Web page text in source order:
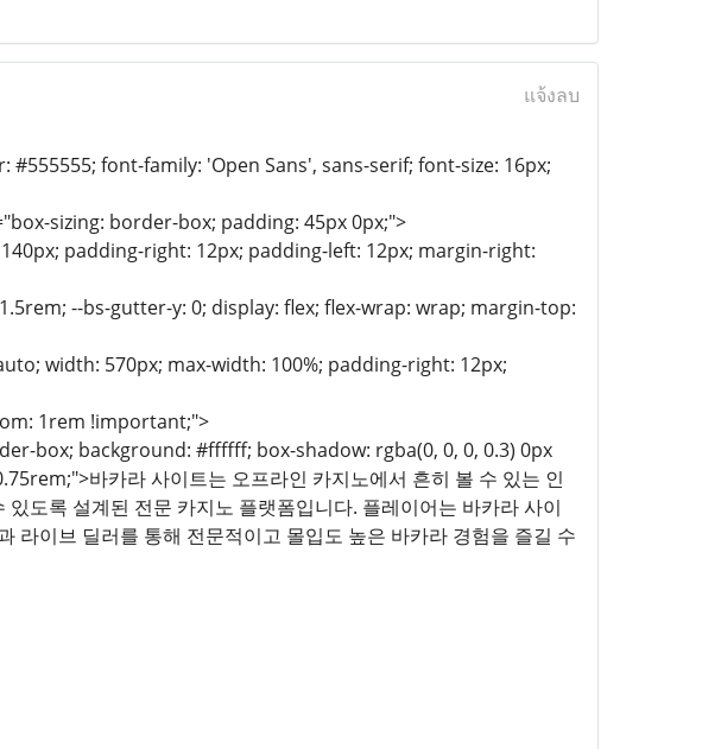
แจ้งลบ
font-family: 'Open Sans', sans-serif; font-size: 16px;
sizing: border-box; padding: 45px 0px;">
padding-right: 12px; padding-left: 12px; margin-right:
--bs-gutter-y: 0; display: flex; flex-wrap: wrap; margin-top:
width: 570px; max-width: 100%; padding-right: 12px;
1rem !important;">
box; background: #ffffff; box-shadow: rgba(0, 0, 0, 0.3) 0px
바카라 사이트는 오프라인 카지노에서 흔히 볼 수 있는 인
도록 설계된 전문 카지노 플랫폼입니다. 플레이어는 바카라 사이
라이브 딜러를 통해 전문적이고 몰입도 높은 바카라 경험을 즐길 수